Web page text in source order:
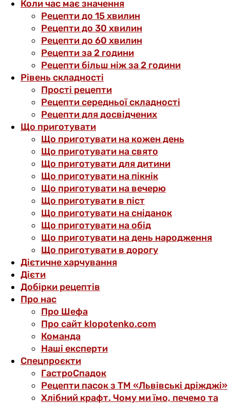
Коли час має значення
Рецепти до 15 хвилин
Рецепти до 30 хвилин
Рецепти до 60 хвилин
Рецепти за 2 години
Рецепти більш ніж за 2 години
Рівень складності
Прості рецепти
Рецепти середньої складності
Рецепти для досвідчених
Що приготувати
Що приготувати на кожен день
Що приготувати на свято
Що приготувати для дитини
Що приготувати на пікнік
Що приготувати на вечерю
Що приготувати в піст
Що приготувати на сніданок
Що приготувати на обід
Що приготувати на день народження
Що приготувати в дорогу
Дієтичне харчування
Дієти
Добірки рецептів
Про нас
Про Шефа
Про сайт klopotenko.com
Команда
Наші експерти
Спецпроєкти
ГастроСпадок
Рецепти пасок з ТМ «Львівські дріжджі»
Хлібний крафт. Чому ми їмо, печемо та